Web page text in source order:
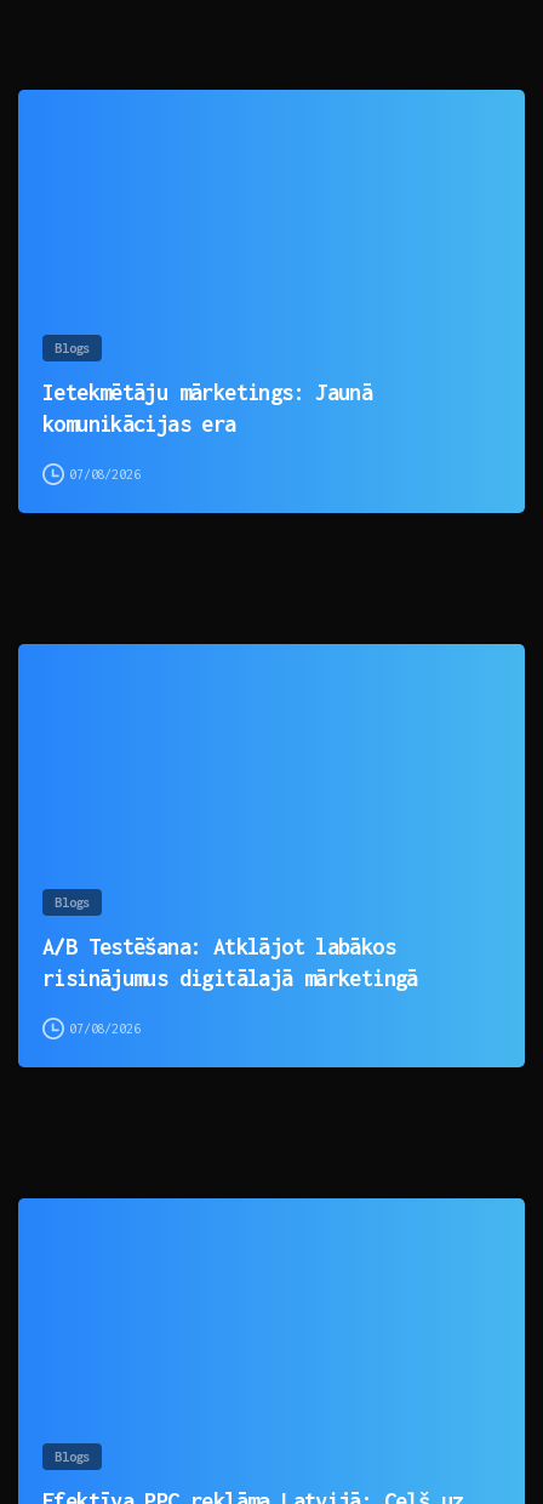
Blogs
Ietekmētāju mārketings: Jaunā
komunikācijas era
07/08/2026
Blogs
A/B Testēšana: Atklājot labākos
risinājumus digitālajā mārketingā
07/08/2026
Blogs